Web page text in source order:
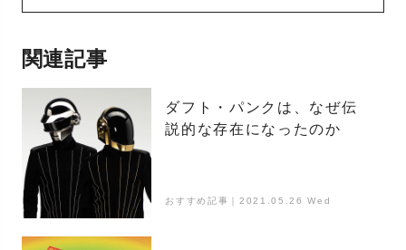
関連記事
ダフト・パンクは、なぜ伝
説的な存在になったのか
おすすめ記事｜2021.05.26 Wed